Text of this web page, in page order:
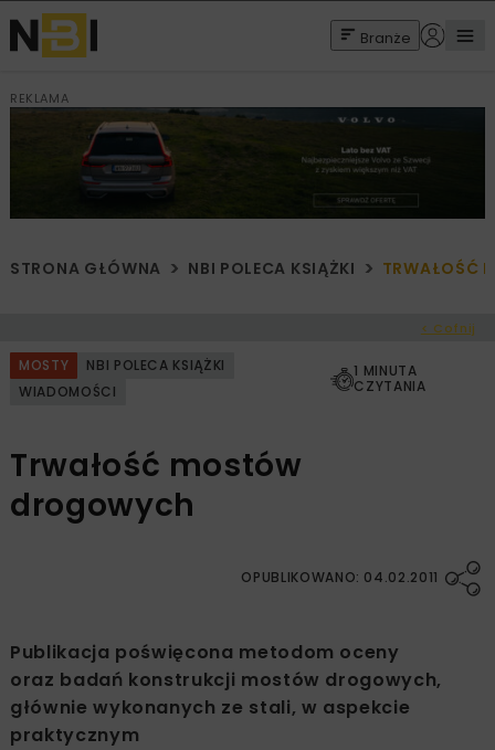
Branże
REKLAMA
STRONA GŁÓWNA NBI POLECA KSIĄŻKI TRWAŁOŚĆ
< Cofnij
MOSTY
NBI POLECA KSIĄŻKI
WIADOMOŚCI
1 MINUTA
CZYTANIA
Trwałość mostów
drogowych
OPUBLIKOWANO: 04.02.2011
Publikacja poświęcona metodom oceny
oraz badań konstrukcji mostów drogowych,
głównie wykonanych ze stali, w aspekcie
praktycznym